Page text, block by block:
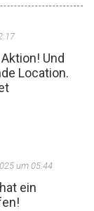
Und
Location.
um 05:44
ein